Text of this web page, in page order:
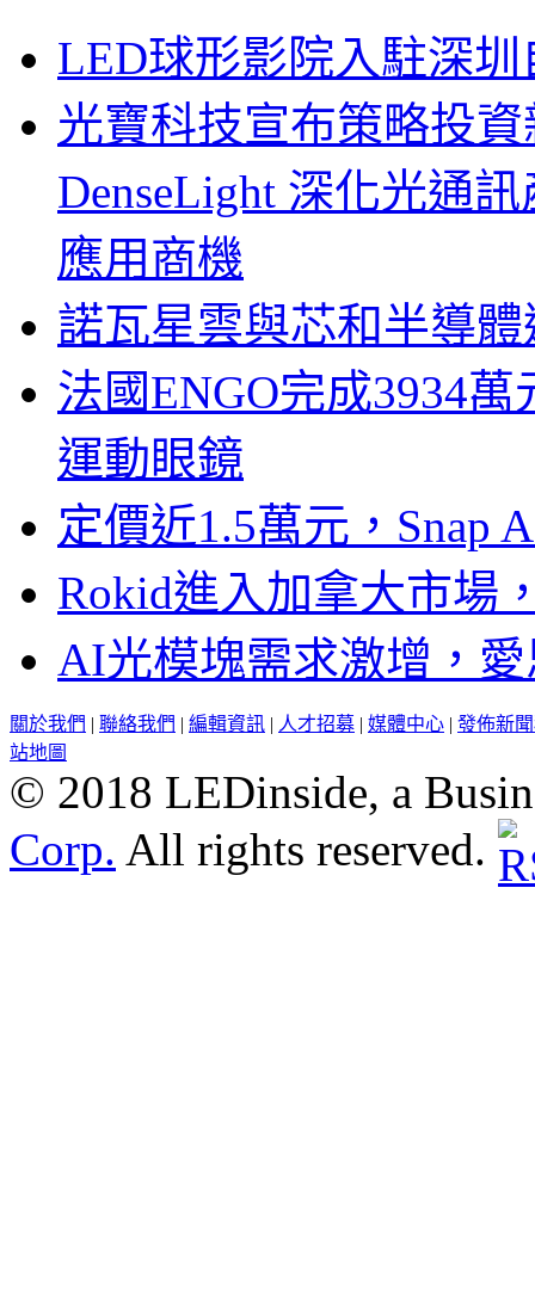
LED球形影院入駐深
光寶科技宣布策略投
DenseLight 深化光通
應用商機
諾瓦星雲與芯和半導
法國ENGO完成3934
運動眼鏡
定價近1.5萬元，Snap
Rokid進入加拿大市場
AI光模塊需求激增，
關於我們 | 聯絡我們 | 編輯資訊 | 人才招募 | 媒體中心 | 發佈新
站地圖
© 2018 LEDinside, a
Corp. All rights reserved.